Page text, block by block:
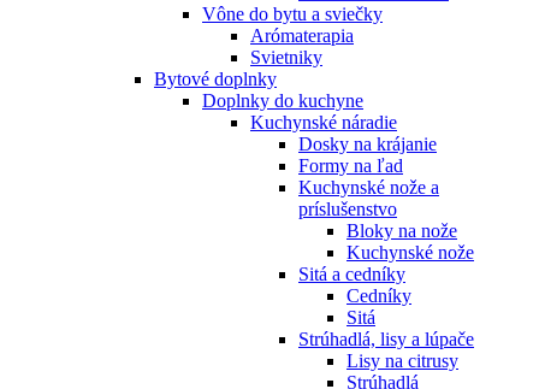
Vône do bytu a sviečky
Arómaterapia
Svietniky
Bytové doplnky
Doplnky do kuchyne
Kuchynské náradie
Dosky na krájanie
Formy na ľad
Kuchynské nože a
príslušenstvo
Bloky na nože
Kuchynské nože
Sitá a cedníky
Cedníky
Sitá
Strúhadlá, lisy a lúpače
Lisy na citrusy
Strúhadlá